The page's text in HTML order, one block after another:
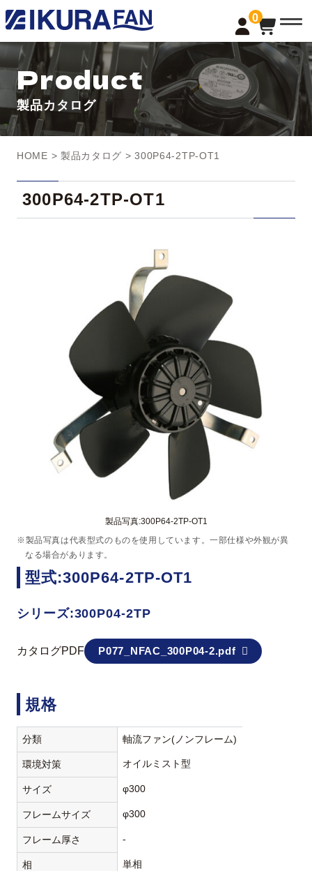
0
t
o
g
l
e
a
v
i
g
a
n
Product
製品カタログ
HOME > 製品カタログ > 300P64-2TP-OT1
300P64-2TP-OT1
製品写真:300P64-2TP-OT1
※製品写真は代表型式のものを使用しています。一部仕様や外観が異
なる場合があります。
型式:300P64-2TP-OT1
シリーズ:300P04-2TP
カタログPDF P077_NFAC_300P04-2.pdf
規格
分類 軸流ファン(ノンフレーム)
環境対策 オイルミスト型
サイズ φ300
フレームサイズ φ300
フレーム厚さ -
相 単相